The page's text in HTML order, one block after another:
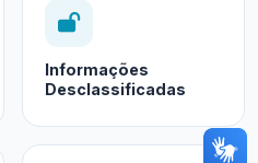
Informações
Desclassificadas